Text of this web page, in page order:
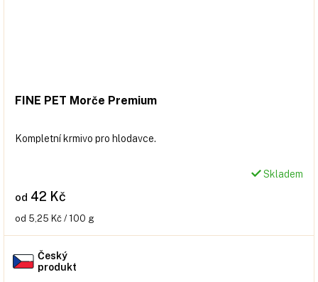
FINE PET Morče Premium
od 42 Kč
Měrná
od 5,25 Kč / 100 g
Kompletní krmivo pro hlodavce.
Skladem
Český
produkt